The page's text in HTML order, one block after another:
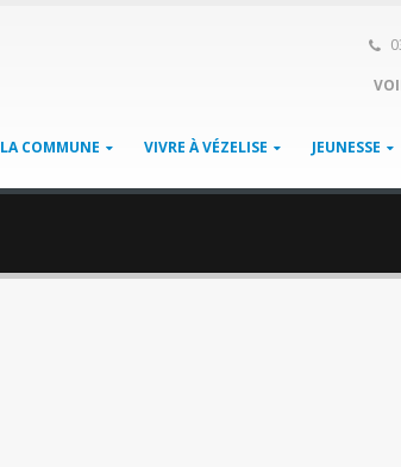
LA COMMUNE VIVRE À VÉZELISE JEUNESSE